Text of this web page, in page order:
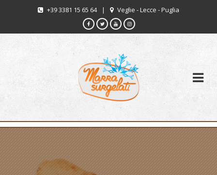
+39 3381 15 65 64 | Veglie - Lecce - Puglia